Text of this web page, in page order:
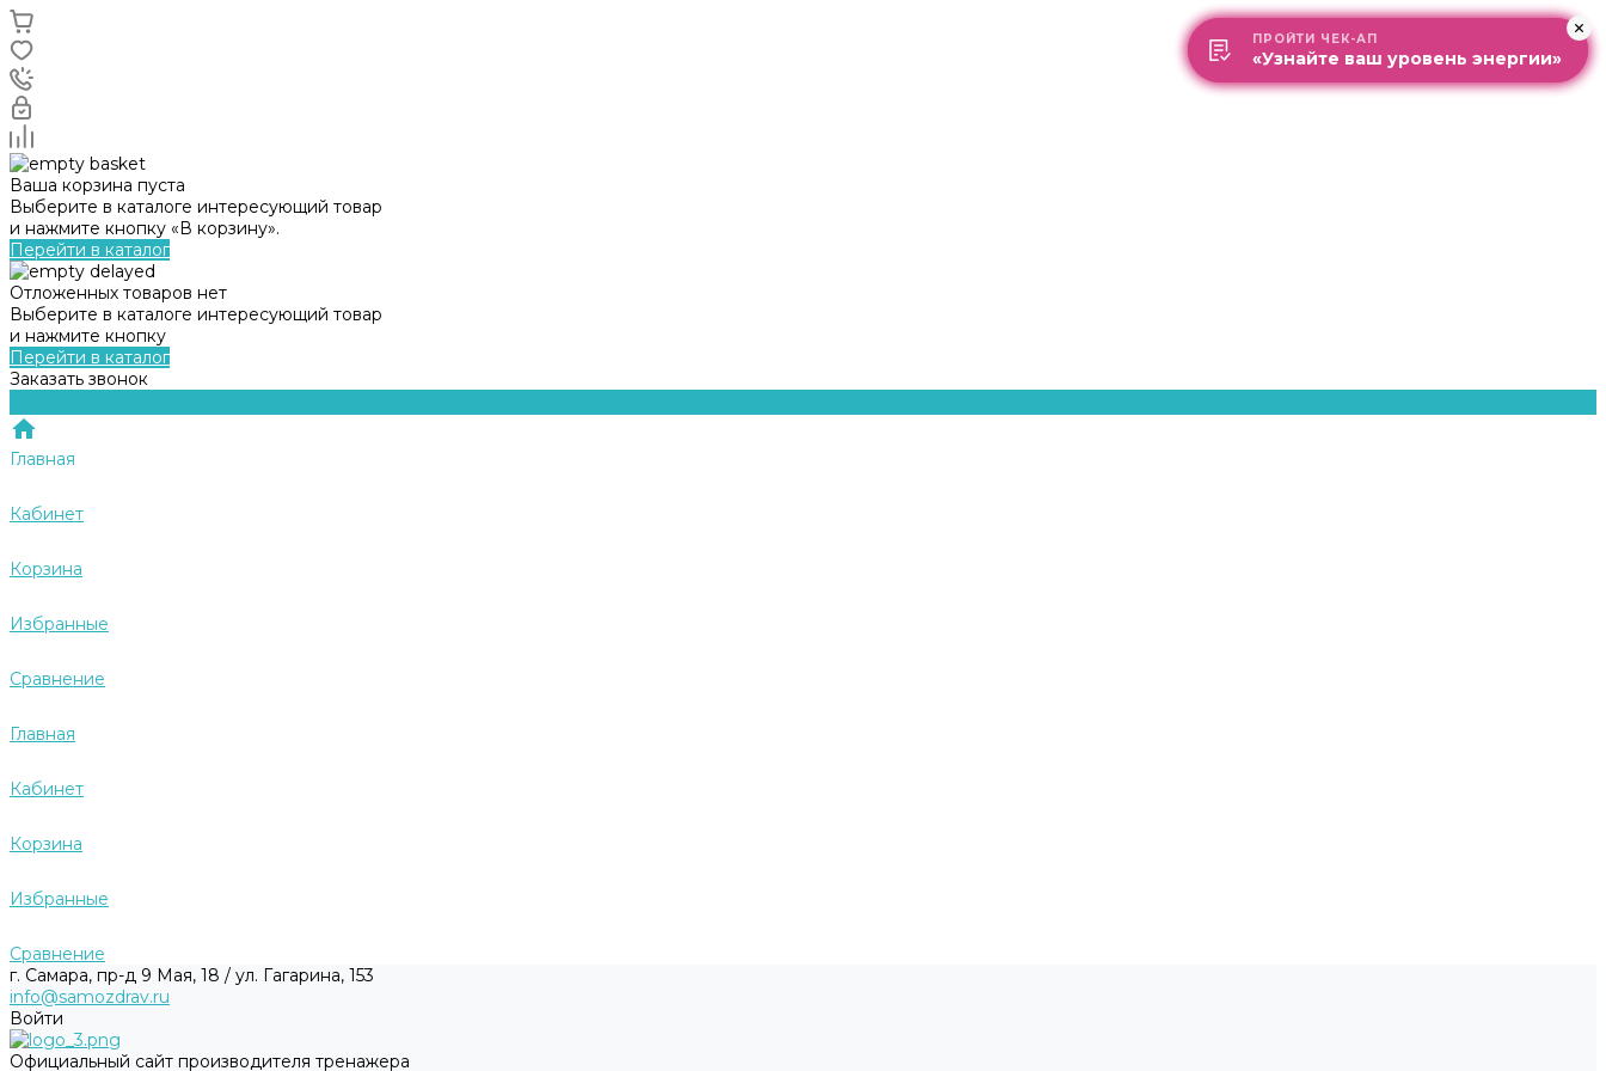
Ваша корзина пуста
Выберите в каталоге интересующий товар
и нажмите кнопку «В корзину».
Перейти в каталог
Отложенных товаров нет
Выберите в каталоге интересующий товар
и нажмите кнопку
Перейти в каталог
Заказать звонок
Главная
Кабинет
Корзина
Избранные
Сравнение
Главная
Кабинет
Корзина
Избранные
Сравнение
г. Самара, пр-д 9 Мая, 18 / ул. Гагарина, 153
info@samozdrav.ru
Войти
Официальный сайт производителя тренажера
ПРОЙТИ ЧЕК-АП
«Узнайте ваш уровень энергии»
ПРОЙТИ ЧЕК-АП
«Узнайте ваш уровень энергии»